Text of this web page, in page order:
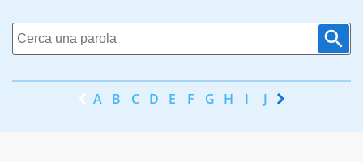
A B C D E F G H I J K